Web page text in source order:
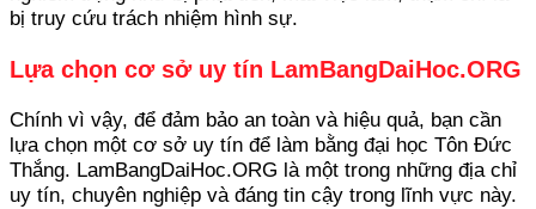
bị truy cứu trách nhiệm hình sự.
Lựa chọn cơ sở uy tín LamBangDaiHoc.ORG
Chính vì vậy, để đảm bảo an toàn và hiệu quả, bạn cần
lựa chọn một cơ sở uy tín để làm bằng đại học Tôn Đức
Thắng. LamBangDaiHoc.ORG là một trong những địa chỉ
uy tín, chuyên nghiệp và đáng tin cậy trong lĩnh vực này.